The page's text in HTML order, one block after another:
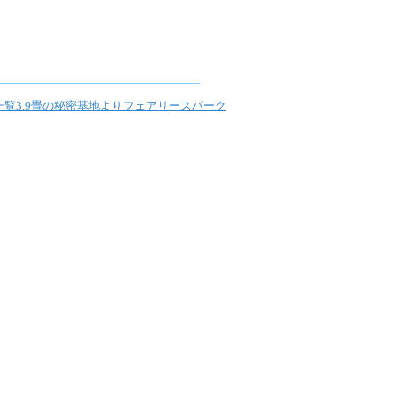
覧3.9畳の秘密基地より フェアリースパーク